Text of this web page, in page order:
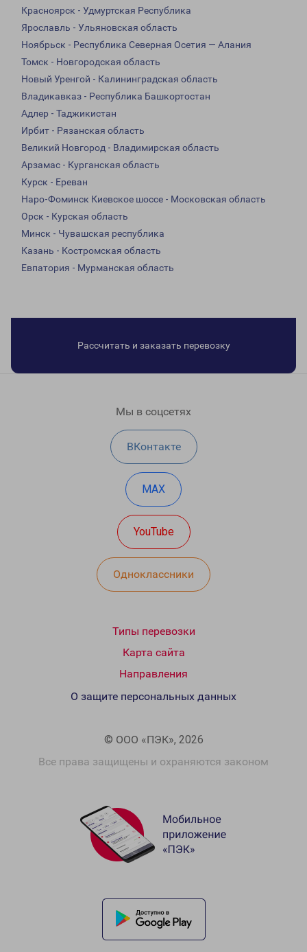
Красноярск - Удмуртская Республика
Ярославль - Ульяновская область
Ноябрьск - Республика Северная Осетия — Алания
Томск - Новгородская область
Новый Уренгой - Калининградская область
Владикавказ - Республика Башкортостан
Адлер - Таджикистан
Ирбит - Рязанская область
Великий Новгород - Владимирская область
Арзамас - Курганская область
Курск - Ереван
Наро-Фоминск Киевское шоссе - Московская область
Орск - Курская область
Минск - Чувашская республика
Казань - Костромская область
Евпатория - Мурманская область
Рассчитать и заказать перевозку
Мы в соцсетях
ВКонтакте
MAX
YouTube
Одноклассники
Типы перевозки
Карта сайта
Направления
© ООО «ПЭК», 2026
Все права защищены и охраняются законом
О защите персональных данных